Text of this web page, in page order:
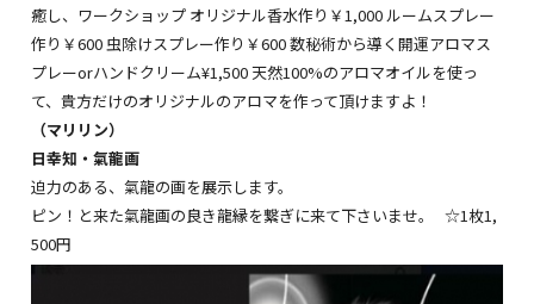
癒し、ワークショップ オリジナル香水作り￥1,000 ルームスプレー
作り￥600 虫除けスプレー作り￥600 数秘術から導く開運アロマス
プレーorハンドクリーム¥1,500 天然100%のアロマオイルを使っ
て、貴方だけのオリジナルのアロマを作って頂けますよ！
（マリリン）
日幸知・氣龍画
迫力のある、氣龍の画を展示します。
ピン！と来た氣龍画の良き龍縁を繋ぎに来て下さいませ。 ☆1枚1,
500円